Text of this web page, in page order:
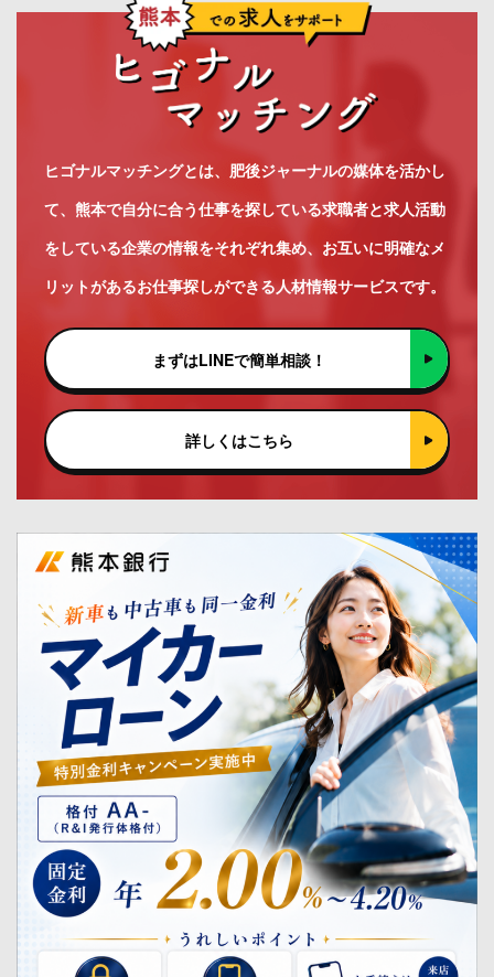
ヒゴナルマッチングとは、肥後ジャーナルの媒体を活かし
て、熊本で自分に合う仕事を探している求職者と求人活動
をしている企業の情報をそれぞれ集め、お互いに明確なメ
リットがあるお仕事探しができる人材情報サービスです。
まずはLINEで簡単相談！
詳しくはこちら